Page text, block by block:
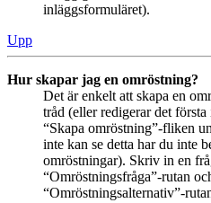
inläggsformuläret).
Upp
Hur skapar jag en omröstning?
Det är enkelt att skapa en
tråd (eller redigerar det
“Skapa omröstning”-fliken
inte kan se detta har du inte
omröstningar). Skriv in en
“Omröstningsfråga”-rutan
“Omröstningsalternativ”-